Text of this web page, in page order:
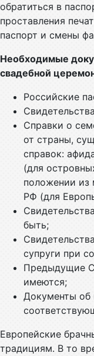
обратиться в
проставления
паспорт и смены
Необходимые
свадебной
Российские
Справки о
от страны,
справок:
(для
положении из
РФ (для
быть;
супруги при
Предыдущие
имеются;
Документы об
Европейские
традициям. В то